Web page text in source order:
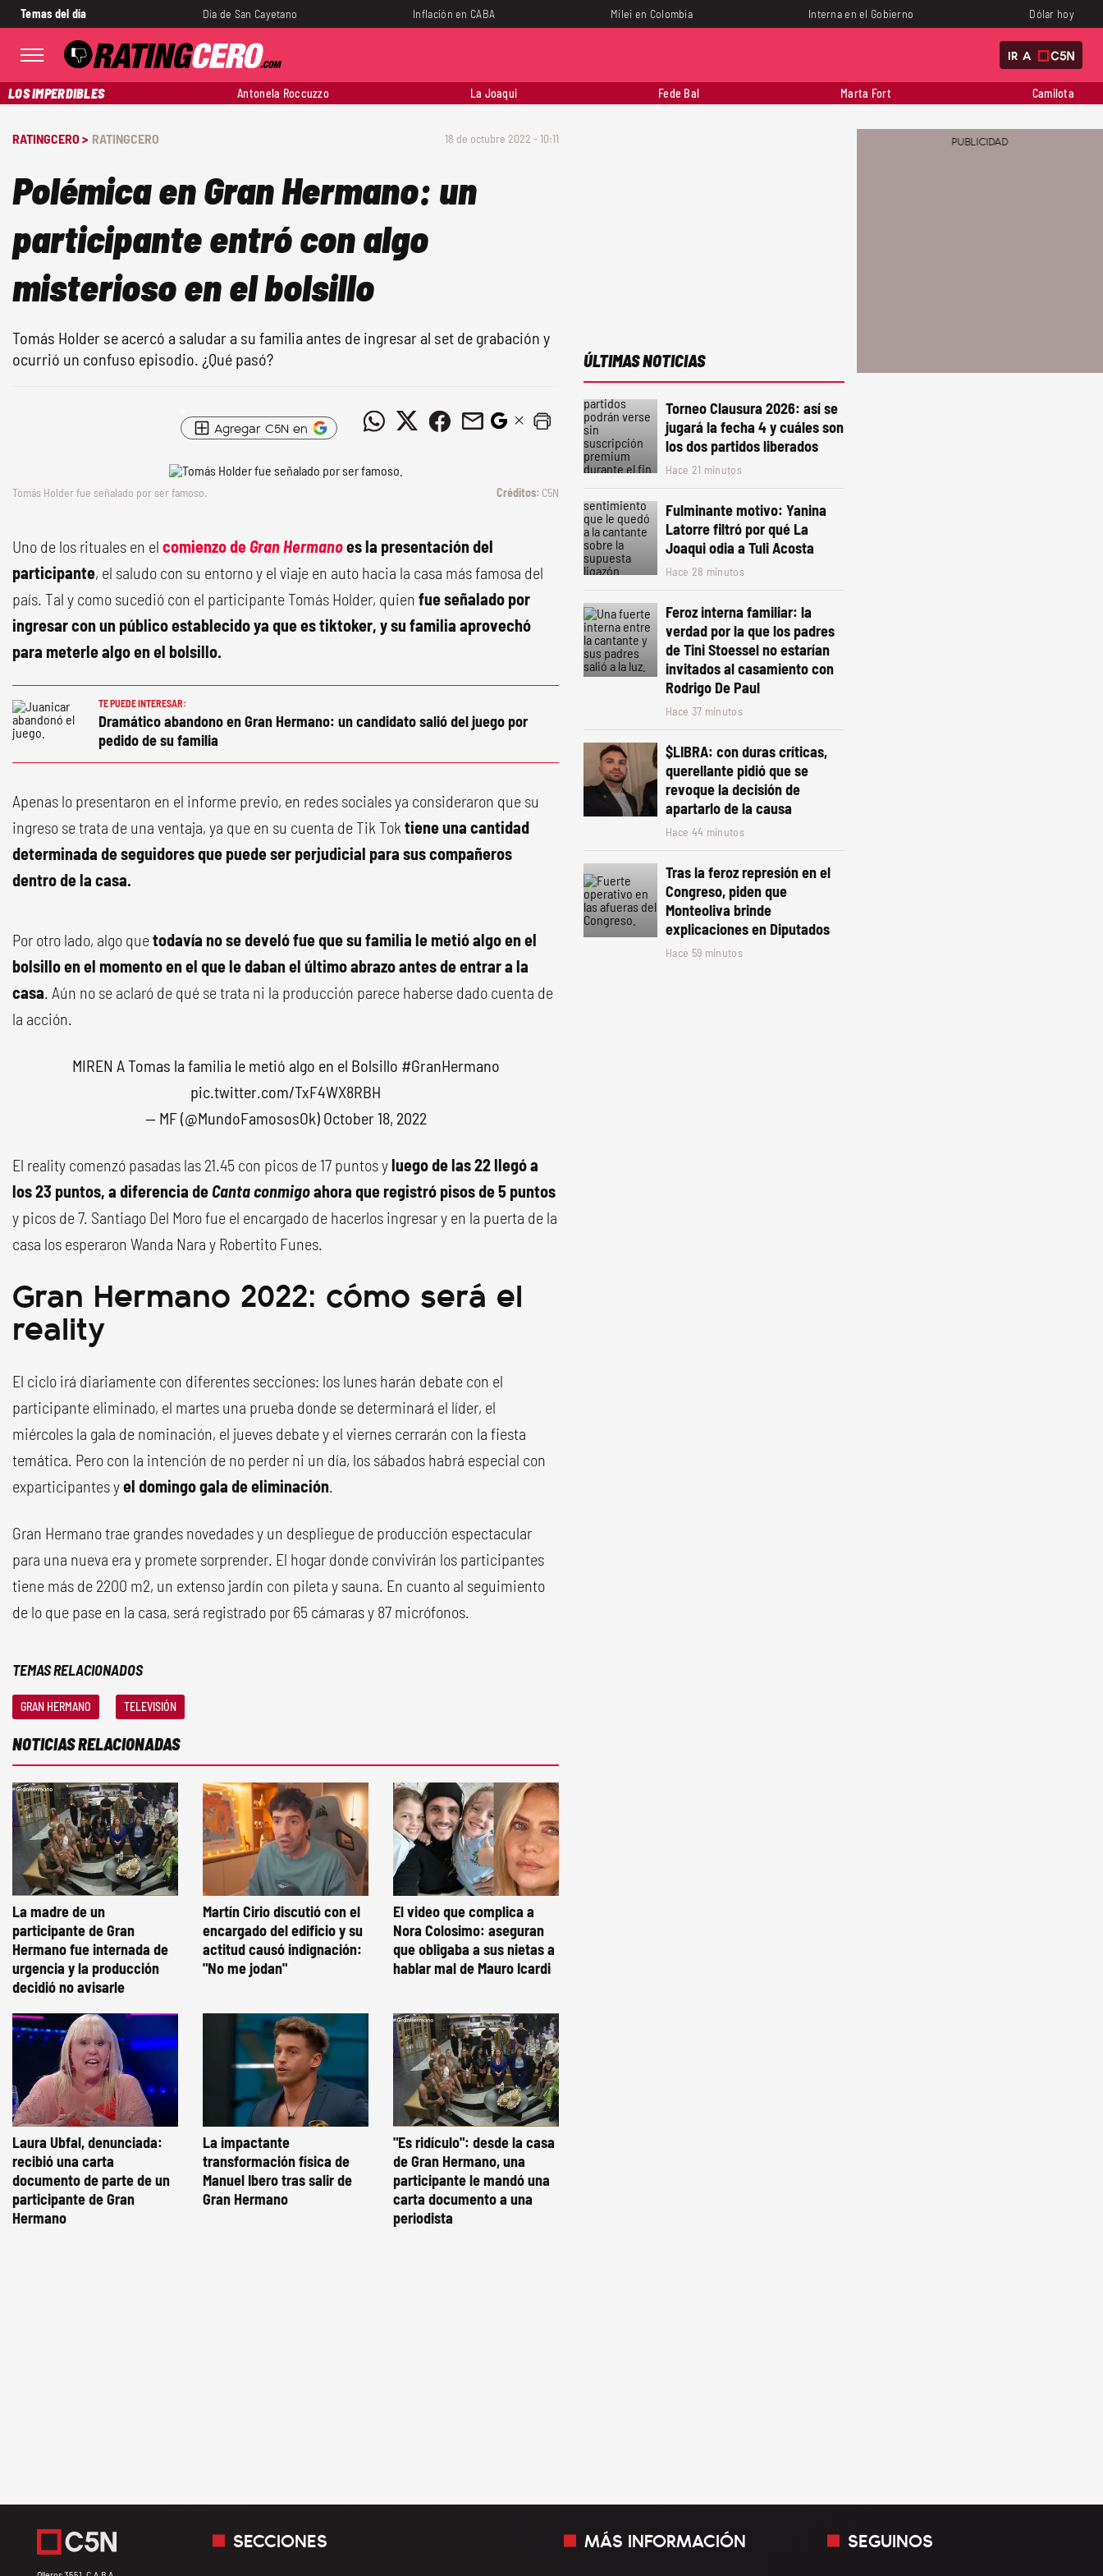
Temas del día Día de San Cayetano Inflación en CABA Milei en Colombia Interna en el Gobierno Dólar hoy
IR A
LOS IMPERDIBLES Antonela Roccuzzo La Joaqui Fede Bal Marta Fort Camilota
RATINGCERO > RATINGCERO 18 de octubre 2022 - 10:11
Polémica en Gran Hermano: un
participante entró con algo
misterioso en el bolsillo
Tomás Holder se acercó a saludar a su familia antes de ingresar al set de grabación y
ocurrió un confuso episodio. ¿Qué pasó?
Agregar C5N en
Tomás Holder fue señalado por ser famoso. C5N
Uno de los rituales en el comienzo de Gran Hermanoes la presentación del
participante, el saludo con su entorno y el viaje en auto hacia la casa más famosa del
país. Tal y como sucedió con el participante Tomás Holder, quien fue señalado por
ingresar con un público establecido ya que es tiktoker, y su familia aprovechó
para meterle algo en el bolsillo.
TE PUEDE INTERESAR:
Dramático abandono en Gran Hermano: un candidato salió del juego por
pedido de su familia
Apenas lo presentaron en el informe previo, en redes sociales ya consideraron que su
ingreso se trata de una ventaja, ya que en su cuenta de Tik Tok tiene una cantidad
determinada de seguidores que puede ser perjudicial para sus compañeros
dentro de la casa.
Por otro lado, algo quetodavía no se develó fue que su familia le metió algo en el
bolsillo en el momento en el que le daban el último abrazo antes de entrar a la
casa. Aún no se aclaró de qué se trata ni la producción parece haberse dado cuenta de
la acción.
MIREN A Tomas la familia le metió algo en el Bolsillo #GranHermano
pic.twitter.com/TxF4WX8RBH
— MF (@MundoFamososOk) October 18, 2022
El reality comenzó pasadas las 21.45 con picos de 17 puntos yluego de las 22 llegó a
los 23 puntos, a diferencia de Canta conmigoahora que registró pisos de 5 puntos
y picos de 7. Santiago Del Moro fue el encargado de hacerlos ingresar y en la puerta de la
casa los esperaron Wanda Nara y Robertito Funes.
Gran Hermano 2022: cómo será el
reality
El ciclo irá diariamente con diferentes secciones: los lunes harán debate con el
participante eliminado, el martes una prueba donde se determinará el líder, el
miércoles la gala de nominación, el jueves debate y el viernes cerrarán con la fiesta
temática. Pero con la intención de no perder ni un día, los sábados habrá especial con
exparticipantes yel domingo gala de eliminación.
Gran Hermano trae grandes novedades y un despliegue de producción espectacular
para una nueva era y promete sorprender. El hogar donde convivirán los participantes
tiene más de 2200 m2, un extenso jardín con pileta y sauna. En cuanto al seguimiento
de lo que pase en la casa, será registrado por 65 cámaras y 87 micrófonos.
TEMAS RELACIONADOS
GRAN HERMANO TELEVISIÓN
NOTICIAS RELACIONADAS
La madre de un
participante de Gran
Hermano fue internada de
urgencia y la producción
decidió no avisarle
Martín Cirio discutió con el
encargado del edificio y su
actitud causó indignación:
"No me jodan"
El video que complica a
Nora Colosimo: aseguran
que obligaba a sus nietas a
hablar mal de Mauro Icardi
Laura Ubfal, denunciada:
recibió una carta
documento de parte de un
participante de Gran
Hermano
La impactante
transformación física de
Manuel Ibero tras salir de
Gran Hermano
"Es ridículo": desde la casa
de Gran Hermano, una
participante le mandó una
carta documento a una
periodista
ÚLTIMAS NOTICIAS
Torneo Clausura 2026: así se
jugará la fecha 4 y cuáles son
los dos partidos liberados
Hace 21 minutos
Fulminante motivo: Yanina
Latorre filtró por qué La
Joaqui odia a Tuli Acosta
Hace 28 minutos
Feroz interna familiar: la
verdad por la que los padres
de Tini Stoessel no estarían
invitados al casamiento con
Rodrigo De Paul
Hace 37 minutos
$LIBRA: con duras críticas,
querellante pidió que se
revoque la decisión de
apartarlo de la causa
Hace 44 minutos
Tras la feroz represión en el
Congreso, piden que
Monteoliva brinde
explicaciones en Diputados
Hace 59 minutos
SECCIONES MÁS INFORMACIÓN SEGUINOS